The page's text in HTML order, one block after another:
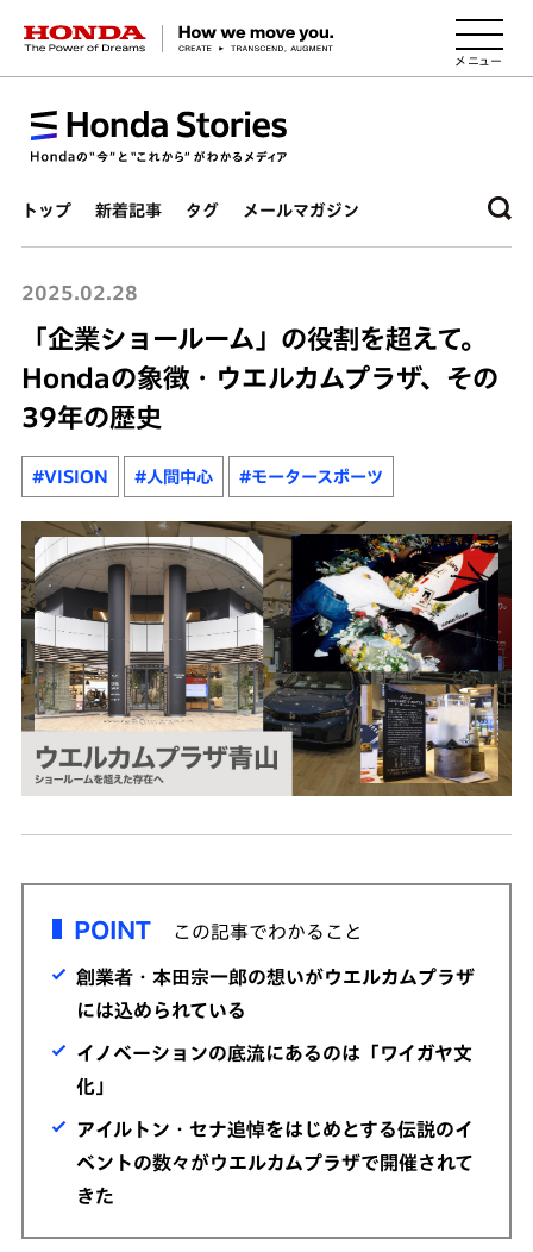
HONDA The Power of Dreams
トップ 新着記事 タグ メールマガジン
2025.02.28
「企業ショールーム」の役割を超えて。
Hondaの象徴・ウエルカムプラザ、その
39年の歴史
#VISION #人間中心 #モータースポーツ
POINT この記事でわかること
創業者・本田宗一郎の想いがウエルカムプラザ
には込められている
イノベーションの底流にあるのは「ワイガヤ文
化」
アイルトン・セナ追悼をはじめとする伝説のイ
ベントの数々がウエルカムプラザで開催されて
きた